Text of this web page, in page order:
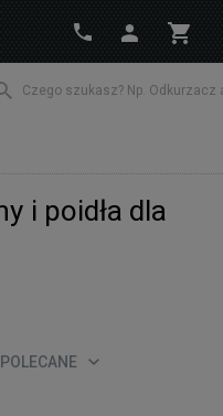
i poidła dla
POLECANE